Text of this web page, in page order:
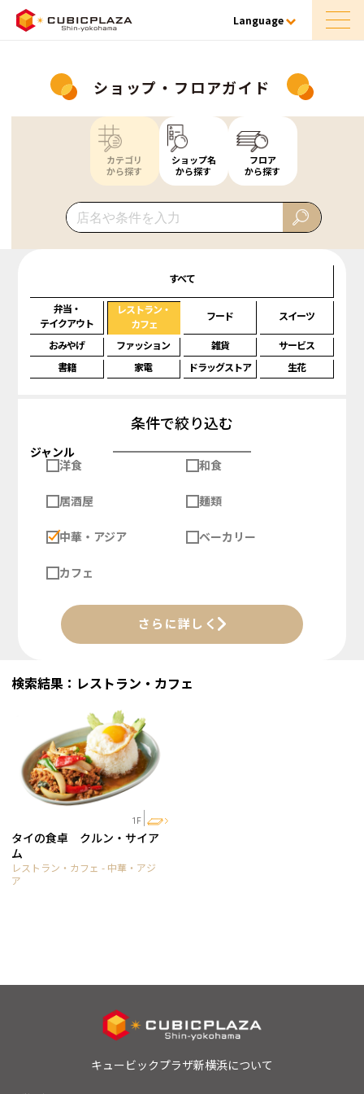
Language
ショップ・フロアガイド
カテゴリ
から探す
ショップ名
から探す
フロア
から探す
すべて
弁当・
テイクアウト
レストラン・
カフェ
フード スイーツ
おみやげ ファッション 雑貨
サービス
書籍
家電 ドラッグストア 生花
条件で絞り込む
ジャンル
洋食
和食
居酒屋 麺類
中華・アジア ベーカリー
カフェ
さらに詳しく
検索結果：レストラン・カフェ
1F
タイの食卓 クルン・サイア
ム
レストラン・カフェ - 中華・アジ
ア
キュービックプラザ新横浜について